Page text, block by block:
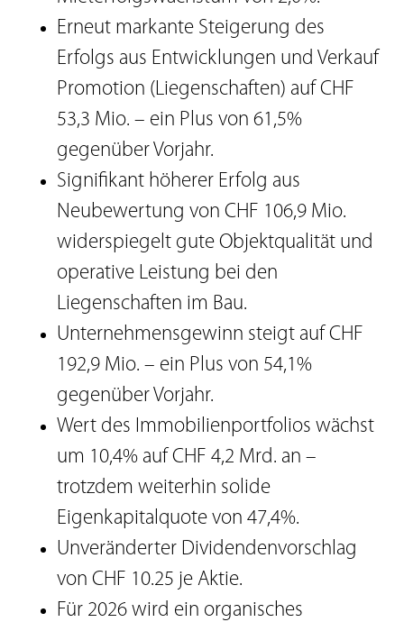
Erneut markante Steigerung des
Erfolgs aus Entwicklungen und Verkauf
Promotion (Liegenschaften) auf CHF
53,3 Mio. – ein Plus von 61,5%
gegenüber Vorjahr.
Signifikant höherer Erfolg aus
Neubewertung von CHF 106,9 Mio.
widerspiegelt gute Objektqualität und
operative Leistung bei den
Liegenschaften im Bau.
Unternehmensgewinn steigt auf CHF
192,9 Mio. – ein Plus von 54,1%
gegenüber Vorjahr.
Wert des Immobilienportfolios wächst
um 10,4% auf CHF 4,2 Mrd. an –
trotzdem weiterhin solide
Eigenkapitalquote von 47,4%.
Unveränderter Dividendenvorschlag
von CHF 10.25 je Aktie.
Für 2026 wird ein organisches